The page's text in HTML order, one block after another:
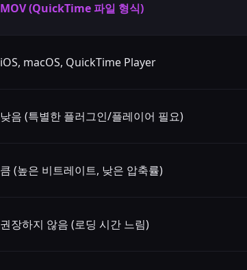
MOV (QuickTime 파일 형식)
iOS, macOS, QuickTime Player
낮음 (특별한 플러그인/플레이어 필요)
큼 (높은 비트레이트, 낮은 압축률)
권장하지 않음 (로딩 시간 느림)